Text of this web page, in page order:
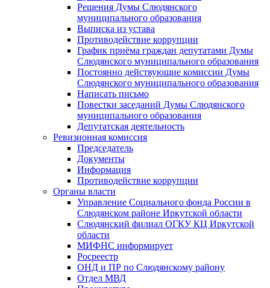
Решения Думы Слюдянского
муниципального образования
Выписка из устава
Противодействие коррупции
График приёма граждан депутатами Думы
Слюдянского муниципального образования
Постоянно действующие комиссии Думы
Слюдянского муниципального образования
Написать письмо
Повестки заседаний Думы Слюдянского
муниципального образования
Депутатская деятельность
Ревизионная комиссия
Председатель
Документы
Информация
Противодействие коррупции
Органы власти
Управление Социального фонда России в
Слюдянском районе Иркутской области
Слюдянский филиал ОГКУ КЦ Иркутской
области
МИФНС информирует
Росреестр
ОНД и ПР по Слюдянскому району
Отдел МВД